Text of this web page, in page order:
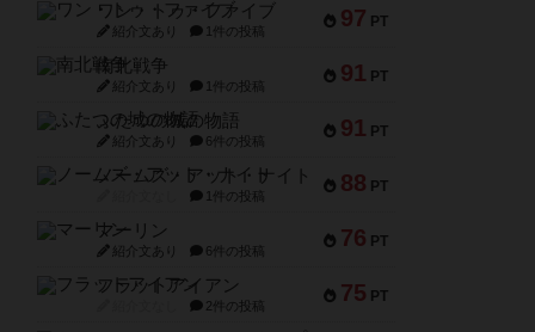
97 PT
ワン・トゥ・ファイブ
紹介文あり 1件の投稿
91 PT
南北戦争
紹介文あり 1件の投稿
91 PT
ふたつの城の物語
紹介文あり 6件の投稿
88 PT
ノームズ・アット・ナイト
1件の投稿
76 PT
マーリン
紹介文あり 6件の投稿
75 PT
フラットアイアン
2件の投稿